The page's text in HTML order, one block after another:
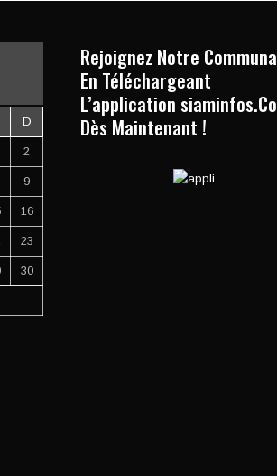
D
2
9
16
23
30
Rejoignez Notre
En Téléchargeant
L’application
Dès Maintenant !